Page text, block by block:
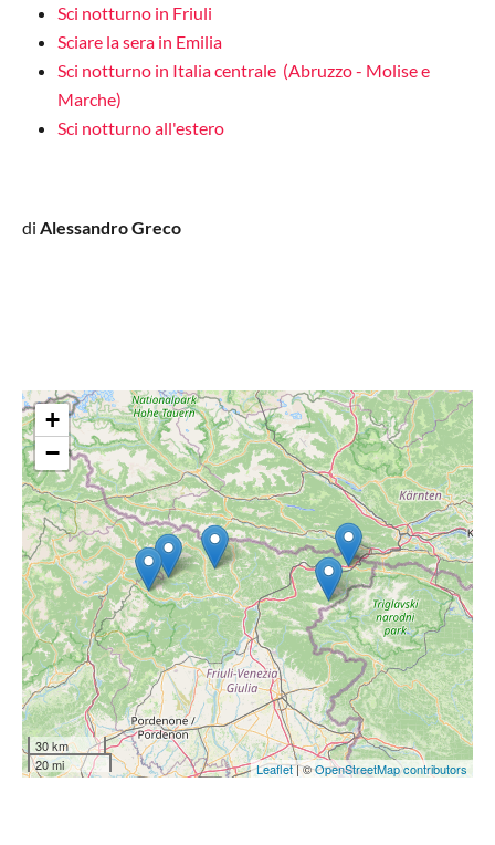
Sci notturno in Friuli
Sciare la sera in Emilia
Sci notturno in Italia centrale (Abruzzo - Molise e
Marche)
Sci notturno all'estero
di Alessandro Greco
+
−
30 km
20 mi
Leaflet| ©OpenStreetMap contributors